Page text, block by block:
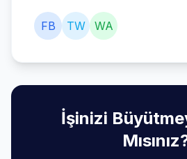
FB TW WA
İşinizi